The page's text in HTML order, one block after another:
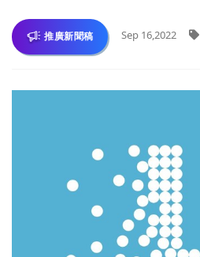
推廣新聞稿 Sep 16,2022